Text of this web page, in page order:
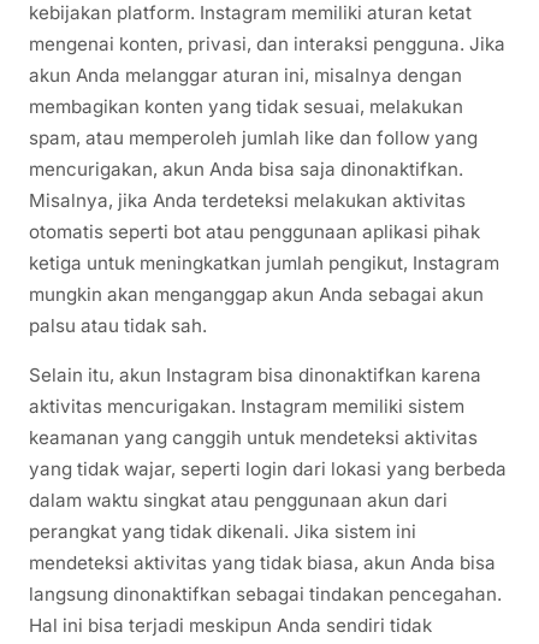
kebijakan platform. Instagram memiliki aturan ketat
mengenai konten, privasi, dan interaksi pengguna. Jika
akun Anda melanggar aturan ini, misalnya dengan
membagikan konten yang tidak sesuai, melakukan
spam, atau memperoleh jumlah like dan follow yang
mencurigakan, akun Anda bisa saja dinonaktifkan.
Misalnya, jika Anda terdeteksi melakukan aktivitas
otomatis seperti bot atau penggunaan aplikasi pihak
ketiga untuk meningkatkan jumlah pengikut, Instagram
mungkin akan menganggap akun Anda sebagai akun
palsu atau tidak sah.
Selain itu, akun Instagram bisa dinonaktifkan karena
aktivitas mencurigakan. Instagram memiliki sistem
keamanan yang canggih untuk mendeteksi aktivitas
yang tidak wajar, seperti login dari lokasi yang berbeda
dalam waktu singkat atau penggunaan akun dari
perangkat yang tidak dikenali. Jika sistem ini
mendeteksi aktivitas yang tidak biasa, akun Anda bisa
langsung dinonaktifkan sebagai tindakan pencegahan.
Hal ini bisa terjadi meskipun Anda sendiri tidak